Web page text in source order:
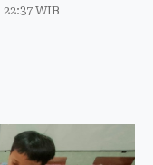
WIB